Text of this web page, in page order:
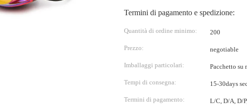
Termini di pagamento e spedizione:
Quantità di ordine minimo: 200
Prezzo: negotiable
Imballaggi particolari: Pacchetto su
Tempi di consegna: 15-30days
Termini di pagamento: L/C, D/A, D/